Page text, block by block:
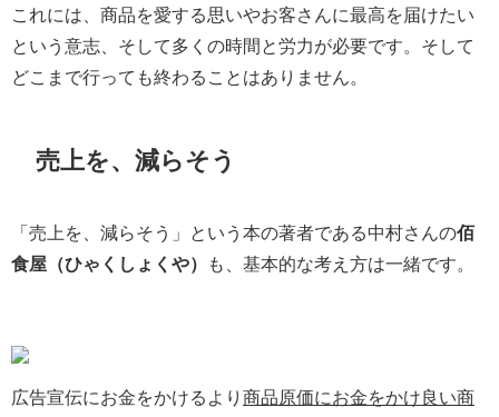
これには、商品を愛する思いやお客さんに最高を届けたい
という意志、そして多くの時間と労力が必要です。そして
どこまで行っても終わることはありません。
売上を、減らそう
「売上を、減らそう」という本の著者である中村さんの佰
食屋（ひゃくしょくや）
も、基本的な考え方は一緒です。
広告宣伝にお金をかけるより 商品原価にお金をかけ良い商